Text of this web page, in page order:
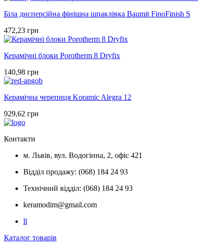
Біла дисперсійна фінішна шпаклівка Baumit FinoFinish S
472,23 грн
Керамічні блоки Porotherm 8 Dryfix
140,98 грн
Керамічна черепиця Koramic Alegra 12
929,62 грн
Контакти
м. Львів, вул. Водогінна, 2, офіс 421
Відділ продажу: (068) 184 24 93
Технічний відділ: (068) 184 24 93
keramodim@gmail.com
ll
Каталог товарів